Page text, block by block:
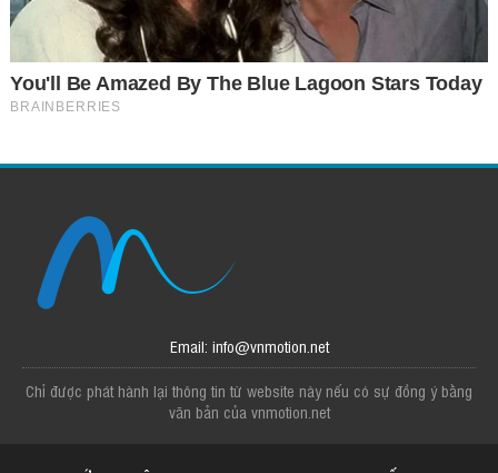
Email: info@vnmotion.net
Chỉ được phát hành lại thông tin từ website này nếu có sự đồng ý bằng
văn bản của vnmotion.net